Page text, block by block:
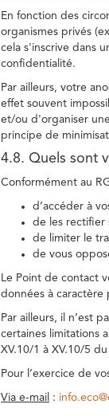
En fonction des
organismes privés
cela s'inscrive dans
confidentialité.
Par ailleurs, votre
effet souvent
et/ou d'organiser
principe de
4.8. Quels sont
Conformément au
d’accéder à
de les rectifier
de limiter le
de vous
Le Point de contact
données à caractère
Par ailleurs, il n’est
certaines limitations
XV.10/1 à XV.10/5
Pour l’exercice de
Via e-mail :